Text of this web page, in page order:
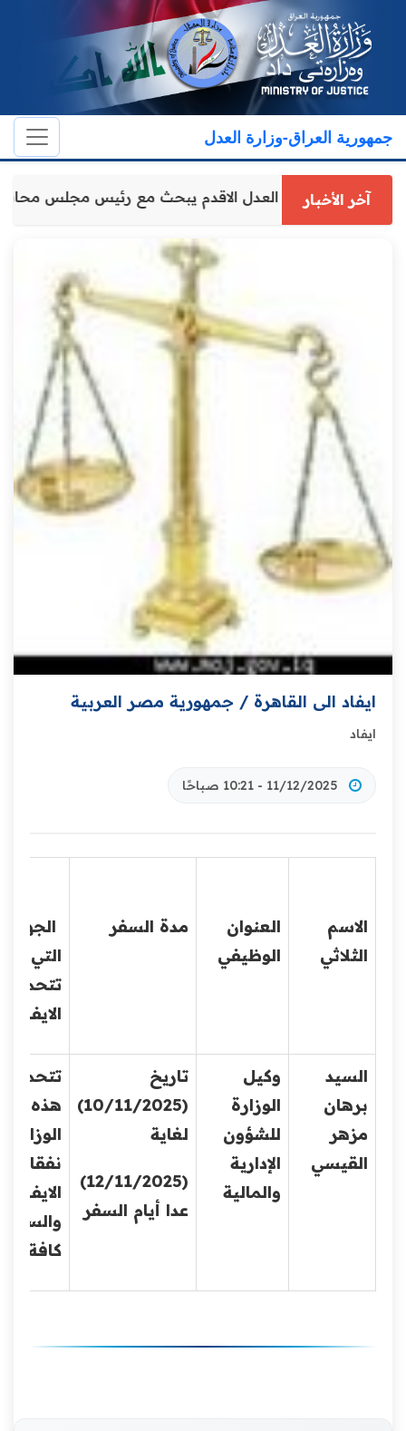
جمهورية العراق-وزارة العدل
آخر الأخباروكيل وزارة العدل الاقدم يبحث مع رئيس مجلس
ايفاد الى القاهرة / جمهورية مصر العربية
ايفاد
11/12/2025 - 10:21 صباحًا
الاسم
الثلاثي
العنوان
الوظيفي
مدة السفر
الجهة
التي
تتحمل
الايفاد
السيد
برهان
مزهر
القيسي
وكيل
الوزارة
للشؤون
الإدارية
والمالية
تاريخ
(10/11/2025)
لغاية
(12/11/2025)
عدا أيام السفر
تتحمل
هذه
الوزارة
نفقات
الايفاد
والسفر
كافة